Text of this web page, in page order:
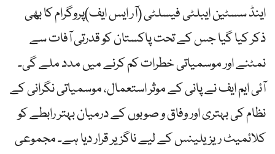
اینڈ سسٹین ایبلٹی فیسلٹی (آر ایس ایف)پروگرام کا بھی
ذکر کیا گیا جس کے تحت پاکستان کو قدرتی آفات سے
نمٹنے اور موسمیاتی خطرات کم کرنے میں مدد ملے گی۔
آئی ایم ایف نے پانی کے موثر استعمال، موسمیاتی نگرانی کے
نظام کی بہتری اور وفاق و صوبوں کے درمیان بہتر رابطے کو
کلائمیٹ ریزیلینس کے لیے ناگزیر قرار دیا ہے۔ مجموعی